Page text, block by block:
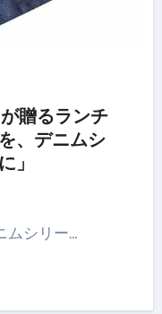
贈るランチ
、デニムシ
」
ムシリー…